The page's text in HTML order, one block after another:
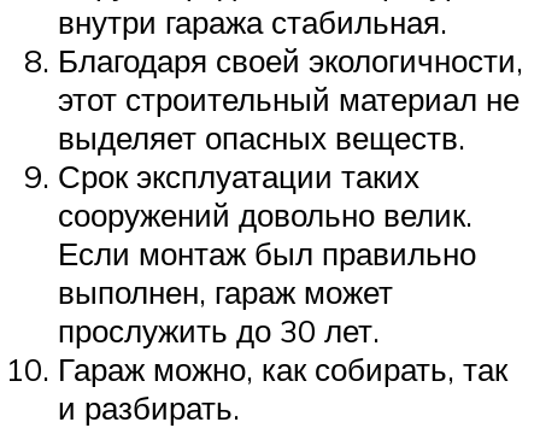
внутри гаража стабильная.
Благодаря своей экологичности,
этот строительный материал не
выделяет опасных веществ.
Срок эксплуатации таких
сооружений довольно велик.
Если монтаж был правильно
выполнен, гараж может
прослужить до 30 лет.
Гараж можно, как собирать, так
и разбирать.